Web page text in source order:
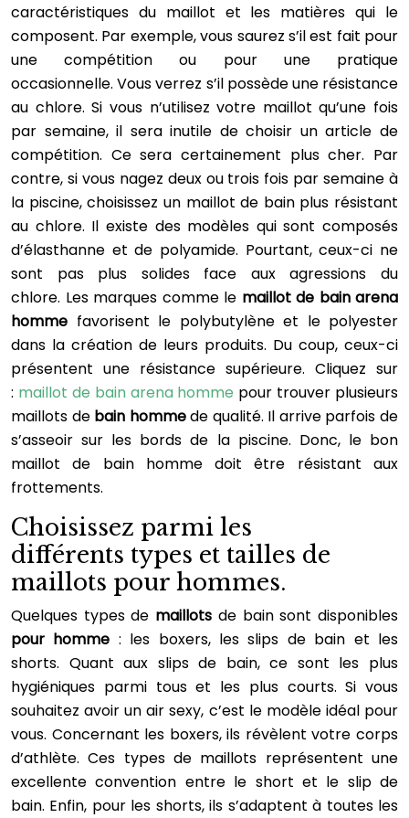
caractéristiques du maillot et les matières qui le
composent. Par exemple, vous saurez s’il est fait pour
une compétition ou pour une pratique
occasionnelle. Vous verrez s’il possède une résistance
au chlore. Si vous n’utilisez votre maillot qu’une fois
par semaine, il sera inutile de choisir un article de
compétition. Ce sera certainement plus cher. Par
contre, si vous nagez deux ou trois fois par semaine à
la piscine, choisissez un maillot de bain plus résistant
au chlore. Il existe des modèles qui sont composés
d’élasthanne et de polyamide. Pourtant, ceux-ci ne
sont pas plus solides face aux agressions du
chlore. Les marques comme le maillot de bain arena
homme favorisent le polybutylène et le polyester
dans la création de leurs produits. Du coup, ceux-ci
présentent une résistance supérieure. Cliquez sur
: maillot de bain arena homme pour trouver plusieurs
maillots de bain hommede qualité. Il arrive parfois de
s’asseoir sur les bords de la piscine. Donc, le bon
maillot de bain homme doit être résistant aux
frottements.
Choisissez parmi les
différents types et tailles de
maillots pour hommes.
Quelques types de maillots de bain sont disponibles
pour homme : les boxers, les slips de bain et les
shorts. Quant aux slips de bain, ce sont les plus
hygiéniques parmi tous et les plus courts. Si vous
souhaitez avoir un air sexy, c’est le modèle idéal pour
vous. Concernant les boxers, ils révèlent votre corps
d’athlète. Ces types de maillots représentent une
excellente convention entre le short et le slip de
bain. Enfin, pour les shorts, ils s’adaptent à toutes les